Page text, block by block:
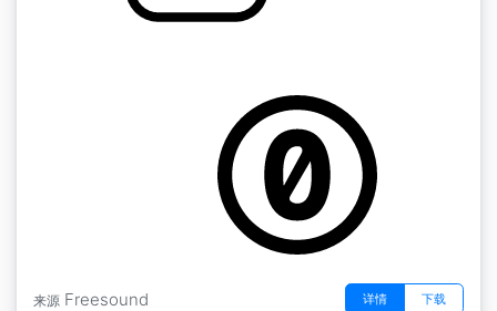
来源 Freesound 详情 下载